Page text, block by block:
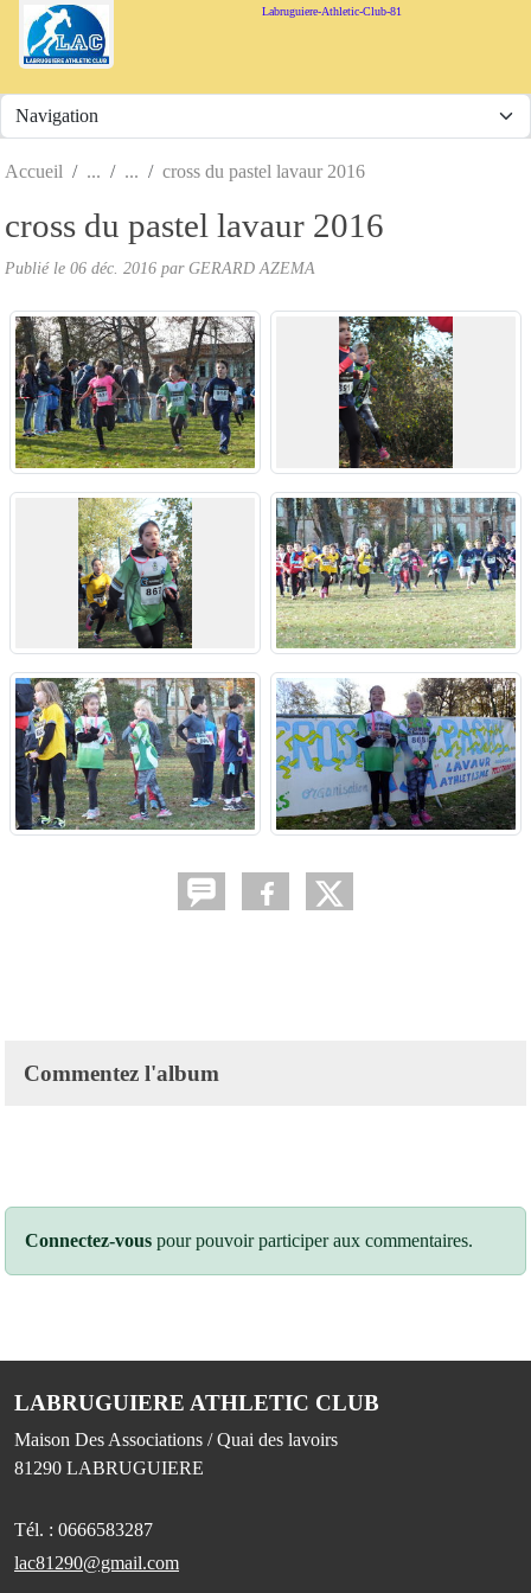
Labruguiere-Athletic-Club-81
Accueil cross du pastel lavaur 2016
cross du pastel lavaur 2016
Publié le 06 déc. 2016 parGERARD AZEMA
Commentez l'album
Connectez-vous pour pouvoir participer aux commentaires.
LABRUGUIERE ATHLETIC CLUB
Maison Des Associations / Quai des lavoirs
81290 LABRUGUIERE
Tél. : 0666583287
lac81290@gmail.com
Panneau de gestion des cookies